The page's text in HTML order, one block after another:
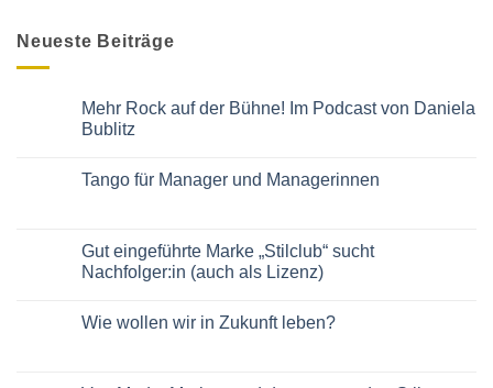
Neueste Beiträge
Mehr Rock auf der Bühne! Im Podcast von Daniela
Bublitz
zu
Bühne!
Im
Podcast
Bublitz
Tango für Manager und Managerinnen
Tango
für
Manager
Gut eingeführte Marke „Stilclub“ sucht
Nachfolger:in (auch als Lizenz)
zu
Wie wollen wir in Zukunft leben?